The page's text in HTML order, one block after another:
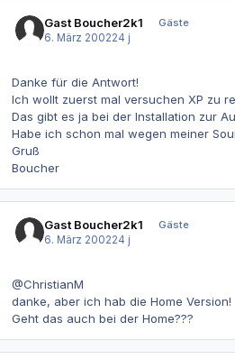
Gast Boucher2k1
Gäste
6. März 200224 j
Danke für die Antwort!
Ich wollt zuerst mal versuchen XP zu
Das gibt es ja bei der Installation zur
Habe ich schon mal wegen meiner
Gruß
Boucher
Gast Boucher2k1
Gäste
6. März 200224 j
@ChristianM
danke, aber ich hab die Home Version!
Geht das auch bei der Home???